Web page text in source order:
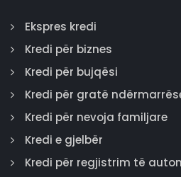
Ekspres kredi
Kredi për biznes
Kredi për bujqësi
Kredi për gratë
Kredi për nevoja familjare
Kredi e gjelbër
Kredi për regjistrim të